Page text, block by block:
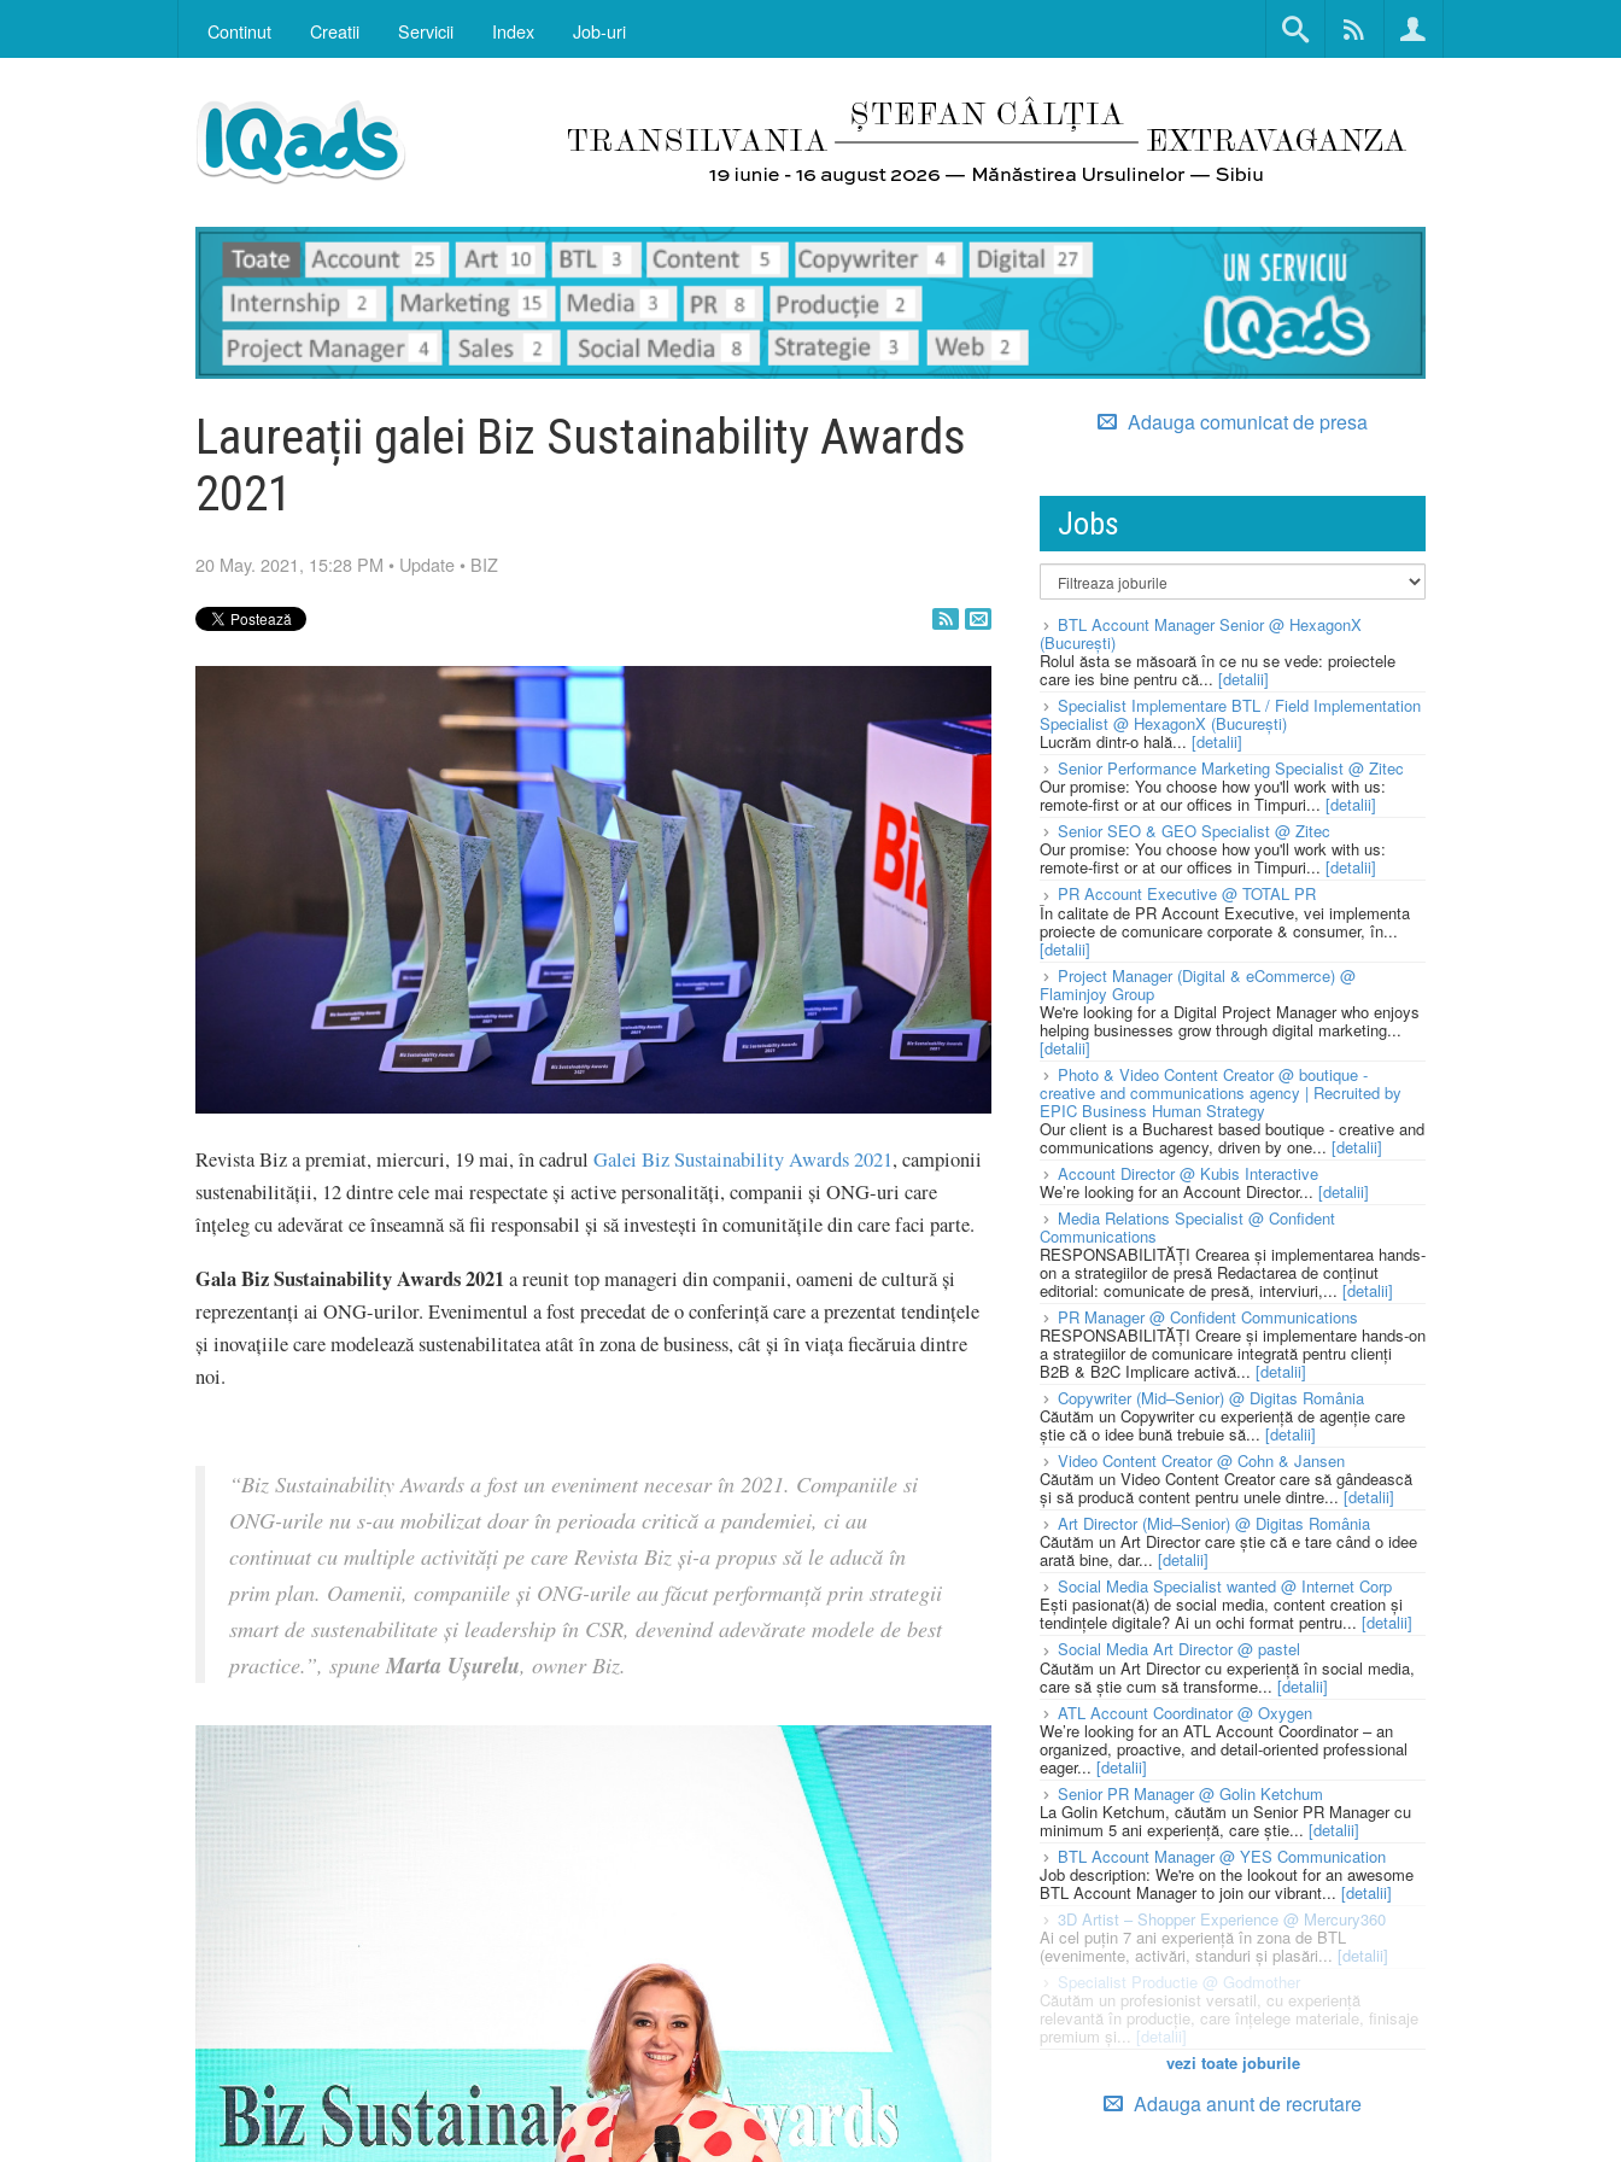
Continut Creatii Servicii Index Job-uri
Laureații galei Biz Sustainability Awards
2021
20 May. 2021, 15:28 PM • Update • BIZ
Revista Biz a premiat, miercuri, 19 mai, în cadrul Galei Biz Sustainability Awards 2021, campionii
sustenabilității, 12 dintre cele mai respectate și active personalități, companii și ONG-uri care
înțeleg cu adevărat ce înseamnă să fii responsabil și să investești în comunitățile din care faci parte.
Gala Biz Sustainability Awards 2021a reunit top manageri din companii, oameni de cultură și
reprezentanți ai ONG-urilor. Evenimentul a fost precedat de o conferință care a prezentat tendințele
și inovațiile care modelează sustenabilitatea atât în zona de business, cât și în viața fiecăruia dintre
noi.
“Biz Sustainability Awards a fost un eveniment necesar în 2021. Companiile si
ONG-urile nu s-au mobilizat doar în perioada critică a pandemiei, ci au
continuat cu multiple activități pe care Revista Biz și-a propus să le aducă în
prim plan. Oamenii, companiile și ONG-urile au făcut performanță prin strategii
smart de sustenabilitate și leadership în CSR, devenind adevărate modele de best
practice.”, spuneMarta Ușurelu, owner Biz.
Adauga comunicat de presa
Jobs
BTL Account Manager Senior @ HexagonX
(București)
Rolul ăsta se măsoară în ce nu se vede: proiectele
care ies bine pentru că... [detalii]
Specialist Implementare BTL / Field Implementation
Specialist @ HexagonX (București)
Lucrăm dintr-o hală... [detalii]
Senior Performance Marketing Specialist @ Zitec
Our promise: You choose how you'll work with us:
remote-first or at our offices in Timpuri... [detalii]
Senior SEO & GEO Specialist @ Zitec
Our promise: You choose how you'll work with us:
remote-first or at our offices in Timpuri... [detalii]
PR Account Executive @ TOTAL PR
În calitate de PR Account Executive, vei implementa
proiecte de comunicare corporate & consumer, în...
[detalii]
Project Manager (Digital & eCommerce) @
Flaminjoy Group
We're looking for a Digital Project Manager who enjoys
helping businesses grow through digital marketing...
[detalii]
Photo & Video Content Creator @ boutique -
creative and communications agency | Recruited by
EPIC Business Human Strategy
Our client is a Bucharest based boutique - creative and
communications agency, driven by one... [detalii]
Account Director @ Kubis Interactive
We’re looking for an Account Director... [detalii]
Media Relations Specialist @ Confident
Communications
RESPONSABILITĂȚI Crearea și implementarea hands-
on a strategiilor de presă Redactarea de conținut
editorial: comunicate de presă, interviuri,... [detalii]
PR Manager @ Confident Communications
RESPONSABILITĂȚI Creare și implementare hands-on
a strategiilor de comunicare integrată pentru clienți
B2B & B2C Implicare activă... [detalii]
Copywriter (Mid–Senior) @ Digitas România
Căutăm un Copywriter cu experiență de agenție care
știe că o idee bună trebuie să... [detalii]
Video Content Creator @ Cohn & Jansen
Căutăm un Video Content Creator care să gândească
și să producă content pentru unele dintre... [detalii]
Art Director (Mid–Senior) @ Digitas România
Căutăm un Art Director care știe că e tare când o idee
arată bine, dar... [detalii]
Social Media Specialist wanted @ Internet Corp
Ești pasionat(ă) de social media, content creation și
tendințele digitale? Ai un ochi format pentru... [detalii]
Social Media Art Director @ pastel
Căutăm un Art Director cu experiență în social media,
care să știe cum să transforme... [detalii]
ATL Account Coordinator @ Oxygen
We’re looking for an ATL Account Coordinator – an
organized, proactive, and detail-oriented professional
eager... [detalii]
Senior PR Manager @ Golin Ketchum
La Golin Ketchum, căutăm un Senior PR Manager cu
minimum 5 ani experiență, care știe... [detalii]
BTL Account Manager @ YES Communication
Job description: We're on the lookout for an awesome
BTL Account Manager to join our vibrant... [detalii]
3D Artist – Shopper Experience @ Mercury360
Ai cel puțin 7 ani experiență în zona de BTL
(evenimente, activări, standuri și plasări... [detalii]
Specialist Productie @ Godmother
Căutăm un profesionist versatil, cu experiență
relevantă în producție, care înțelege materiale, finisaje
premium și... [detalii]
vezi toate joburile
Adauga anunt de recrutare